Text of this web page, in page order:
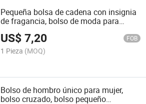
Pequeña bolsa de cadena con insignia
de fragancia, bolso de moda para
damas, bolso cruzado de alto sentido
US$7,20 FOB
1 Pieza (MOQ)
Bolso de hombro único para mujer,
bolso cruzado, bolso pequeño